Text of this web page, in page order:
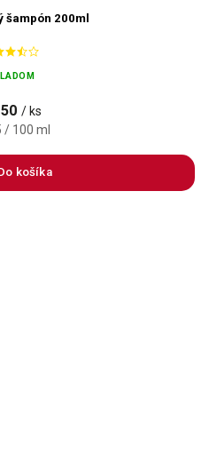
šampón 200ml
/ ks
/ 100 ml
košíka